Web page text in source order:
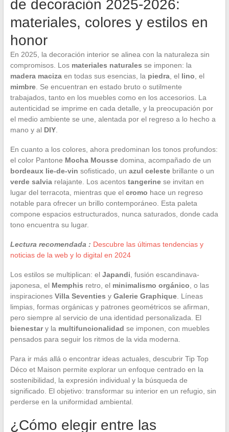
de decoración 2025-2026:
materiales, colores y estilos en
honor
En 2025, la decoración interior se alinea con la naturaleza sin
compromisos. Los materiales naturales se imponen: la
madera macizaen todas sus esencias, la piedra, el lino , el
mimbre. Se encuentran en estado bruto o sutilmente
trabajados, tanto en los muebles como en los accesorios. La
autenticidad se imprime en cada detalle, y la preocupación por
el medio ambiente se une, alentada por el regreso a lo hecho a
mano y al DIY.
En cuanto a los colores, ahora predominan los tonos profundos:
el color Pantone Mocha Moussedomina, acompañado de un
bordeaux lie-de-vin sofisticado, un azul celestebrillante o un
verde salviarelajante. Los acentos tangerinese invitan en
lugar del terracota, mientras que el cromo hace un regreso
notable para ofrecer un brillo contemporáneo. Esta paleta
compone espacios estructurados, nunca saturados, donde cada
tono encuentra su lugar.
Lectura recomendada : Descubre las últimas tendencias y
noticias de la web y lo digital en 2024
Los estilos se multiplican: el Japandi , fusión escandinava-
japonesa, el Memphis retro, el minimalismo orgánico , o las
inspiraciones Villa Seventies y Galerie Graphique. Líneas
limpias, formas orgánicas y patrones geométricos se afirman,
pero siempre al servicio de una identidad personalizada. El
bienestary la multifuncionalidad se imponen, con muebles
pensados para seguir los ritmos de la vida moderna.
Para ir más allá o encontrar ideas actuales, descubrir Tip Top
Déco et Maison permite explorar un enfoque centrado en la
sostenibilidad, la expresión individual y la búsqueda de
significado. El objetivo: transformar su interior en un refugio, sin
perderse en la uniformidad ambiental.
¿Cómo elegir entre las